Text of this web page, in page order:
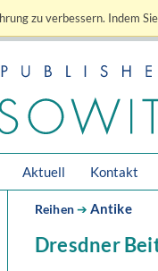
zu verbessern. Indem
Aktuell Kontakt
Reihen➔ Antike
Dresdner